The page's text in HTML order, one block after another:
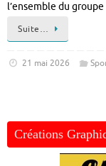
l’ensemble du
Suite…
21 mai 2026
Créations